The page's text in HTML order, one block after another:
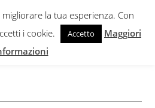
la tua esperienza. Con
i cookie.
Accetto
Maggiori